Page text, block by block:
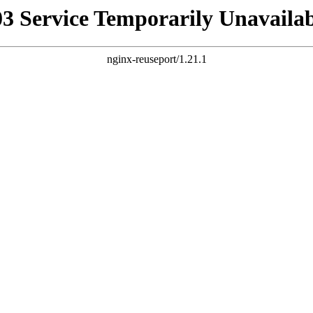
Service Temporarily
nginx-reuseport/1.21.1